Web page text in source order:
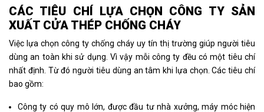
CÁC TIÊU CHÍ LỰA CHỌN CÔNG TY SẢN
XUẤT CỬA THÉP CHỐNG CHÁY
Việc lựa chọn công ty chống cháy uy tín thị trường giúp người tiêu
dùng an toàn khi sử dụng. Vì vậy mỗi công ty đều có một tiêu chí
nhất định. Từ đó người tiêu dùng an tâm khi lựa chọn. Các tiêu chí
bao gồm:
Công ty có quy mô lớn, được đầu tư nhà xưởng, máy móc hiện